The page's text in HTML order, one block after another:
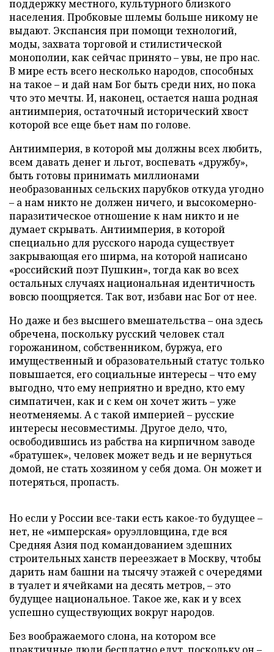
поддержку местного, культурного близкого
населения. Пробковые шлемы больше никому не
выдают. Экспансия при помощи технологий,
моды, захвата торговой и стилистической
монополии, как сейчас принято – увы, не про нас.
В мире есть всего несколько народов, способных
на такое – и дай нам Бог быть среди них, но пока
что это мечты. И, наконец, остается наша родная
антиимперия, остаточный исторический хвост
которой все еще бьет нам по голове.
Антиимперия, в которой мы должны всех любить,
всем давать денег и льгот, воспевать «дружбу»,
быть готовы принимать миллионами
необразованных сельских парубков откуда угодно
– а нам никто не должен ничего, и высокомерно-
паразитическое отношение к нам никто и не
думает скрывать. Антиимперия, в которой
специально для русского народа существует
закрывающая его ширма, на которой написано
«российский поэт Пушкин», тогда как во всех
остальных случаях национальная идентичность
вовсю поощряется. Так вот, избави нас Бог от нее.
Но даже и без высшего вмешательства – она здесь
обречена, поскольку русский человек стал
горожанином, собственником, буржуа, его
имущественный и образовательный статус только
повышается, его социальные интересы – что ему
выгодно, что ему неприятно и вредно, кто ему
симпатичен, как и с кем он хочет жить – уже
неотменяемы. А с такой империей – русские
интересы несовместимы. Другое дело, что,
освободившись из рабства на кирпичном заводе
«братушек», человек может ведь и не вернуться
домой, не стать хозяином у себя дома. Он может и
потеряться, пропасть.
Но если у России все-таки есть какое-то будущее –
нет, не «имперская» оруэлловщина, где вся
Средняя Азия под командованием здешних
строительных ханств переезжает в Москву, чтобы
дарить нам башни на тысячу этажей с очередями
в туалет и ячейками на десять метров, – это
будущее национальное. Такое же, как и у всех
успешно существующих вокруг народов.
Без воображаемого слона, на котором все